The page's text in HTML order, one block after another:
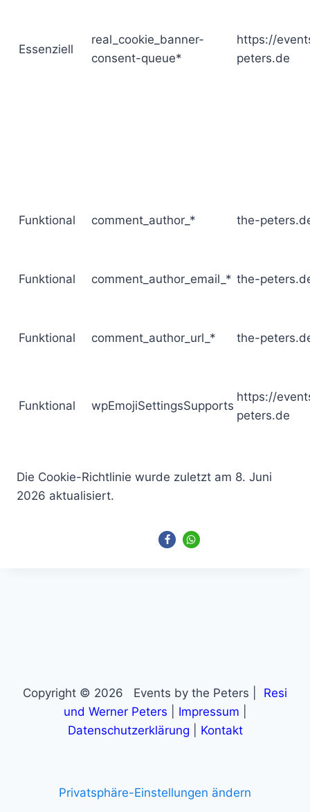
Essenziell
real_cookie_banner-
consent-queue*
https://
peters.de
Funktional comment_author_* the-
Funktional comment_author_email_* the-
Funktional comment_author_url_* the-
Funktional wpEmojiSettingsSupports
https://
peters.de
Die Cookie-Richtlinie wurde zuletzt am 8. Juni
2026 aktualisiert.
Copyright © 2026 Events by the Peters |
Resi
und Werner Peters
Impressum
Datenschutzerklärung
Kontakt
Privatsphäre-Einstellungen ändern